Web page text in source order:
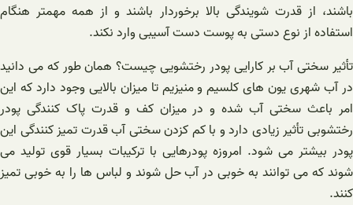
باشند، از قدرت شویندگی بالا برخوردار باشند و از همه مهمتر هنگام
استفاده از نوع دستی به پوست دست آسیبی وارد نکند.
تأثیر سختی آب بر کارایی پودر رختشویی چیست؟ همان طور که می دانید
در آب شهری یون های کلسیم و منیزیم تا میزان بالایی وجود دارد که این
امر باعث سختی آب شده و در میزان کف و قدرت پاک کنندگی پودر
رختشوبی تأثیر زیادی دارد و با کم کزدن سختی آب قدرت تمیز کنندگی این
پودر بیشتر می شود. امروزه پودرهایی با ترکیبات بسیار قوی تولید می
شوند که می توانند به خوبی در آب حل شوند و لباس ها را به خوبی تمیز
کنند.